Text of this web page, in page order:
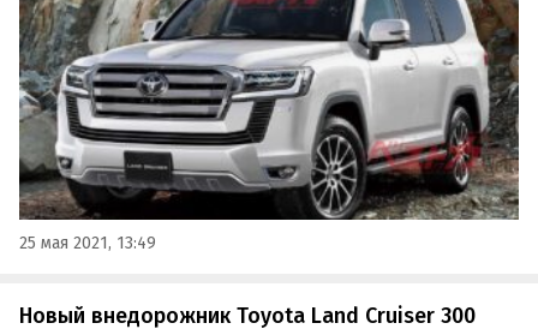
отличающихся друг от друга как уровнем оснащения,
так и дизайном.
25 мая 2021, 13:49
Новый внедорожник Toyota Land Cruiser 300